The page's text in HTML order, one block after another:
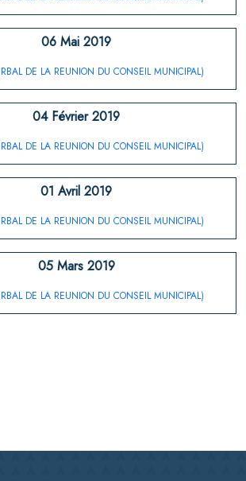
06 Mai 2019
DE LA REUNION DU CONSEIL MUNICIPAL)
04 Février 2019
DE LA REUNION DU CONSEIL MUNICIPAL)
01 Avril 2019
DE LA REUNION DU CONSEIL MUNICIPAL)
05 Mars 2019
DE LA REUNION DU CONSEIL MUNICIPAL)